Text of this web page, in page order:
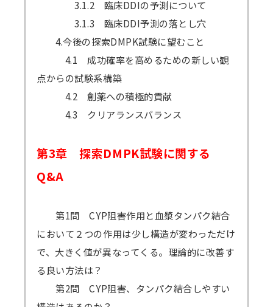
3.1.2 臨床DDIの予測について
3.1.3 臨床DDI予測の落とし穴
4.今後の探索DMPK試験に望むこと
4.1 成功確率を高めるための新しい観
点からの試験系構築
4.2 創薬への積極的貢献
4.3 クリアランスバランス
第3章 探索DMPK試験に関する
Q&A
第1問 CYP阻害作用と血漿タンパク結合
において２つの作用は少し構造が変わっただけ
で、大きく値が異なってくる。理論的に改善す
る良い方法は？
第2問 CYP阻害、タンパク結合しやすい